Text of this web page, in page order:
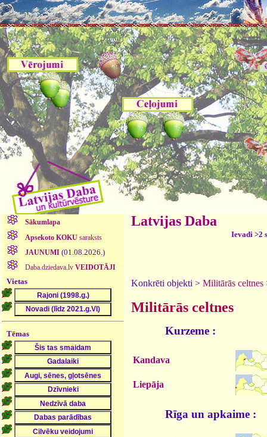
Sākumlapa
Apsekoto KOKUsaraksts
JAUNUMI (01.08.2026.)
Daba.dziedava.lv VEIDOTĀJI
Vietas
Tēmas
Latvijas Daba
Ievadi >2
Konkrēti objekti > Militārās celtnes
Militārās celtnes
Kurzeme :
Kandava
Liepāja
Rīga un apkaime :